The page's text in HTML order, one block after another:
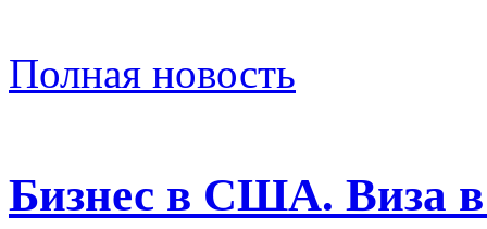
Полная новость
Бизнес в США. Виза